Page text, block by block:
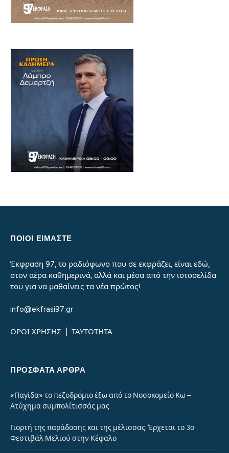
ΠΟΙΟΙ ΕΙΜΑΣΤΕ
Έκφραση 97, το ραδιόφωνο που σε εκφράζει, είναι εδώ,
στον αέρα καθημερινά, αλλά και μέσα από την ιστοσελίδα
του για να μαθαίνεις τα νέα πρώτος!
info@ekfrasi97.gr
ΟΡΟΙ ΧΡΗΣΗΣ ΤΑΥΤΟΤΗΤΑ
ΠΡΌΣΦΑΤΑ ΆΡΘΡΑ
«Παγίδα» το πεζοδρόμιο έξω από το Νοσοκομείο Κω –
Ατύχημα συμπολίτισσάς μας
Γιορτή της παράδοσης και της μέλισσας: Έρχεται το 3ο
Φεστιβάλ Μελιού στην Κέφαλο